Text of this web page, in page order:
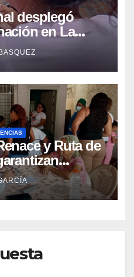
desplegó
en La
protección
y Ruta de
en